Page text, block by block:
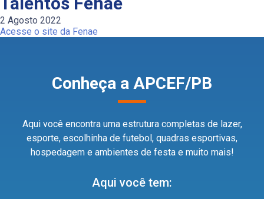
2 Agosto 2022
Acesse o site da Fenae
Conheça a APCEF/PB
Aqui você encontra uma estrutura completas de lazer,
esporte, escolhinha de futebol, quadras esportivas,
hospedagem e ambientes de festa e muito mais!
Aqui você tem: